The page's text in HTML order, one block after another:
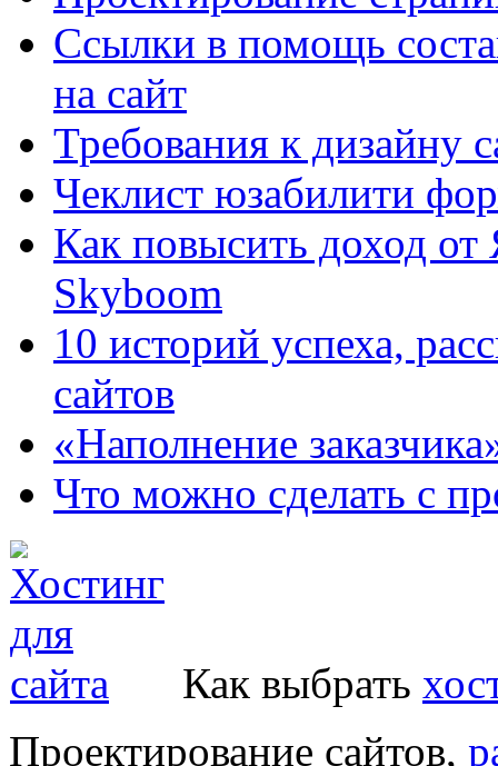
Ссылки в помощь
на сайт
Требования к дизайну
Чеклист юзабилити
Как повысить доход
Skyboom
10 историй успеха,
сайтов
«Наполнение
Что можно сделать с
Как выбрать
Проектирование сайтов,